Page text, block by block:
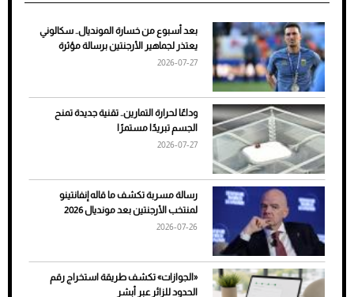
ضعف تبريد مكيف السيارة عند الوقوف.. أشهر
الأسباب والحلول
7 نصائح لاختيار لون البنطلون المناسب للقميص
الأسود
بعد أسبوع من خسارة المونديال.. سكالوني
يعتذر لجماهير الأرجنتين برسالة مؤثرة
2026-07-27
وداعًا لحرارة التمارين.. تقنية جديدة تمنح
الجسم تبريدًا مستمرًا
2026-07-27
رسالة مسربة تكشف ما قاله إنفانتينو
لمنتخب الأرجنتين بعد مونديال 2026
2026-07-26
«الجوازات» تكشف طريقة استخراج رقم
الحدود للزائر عبر أبشر